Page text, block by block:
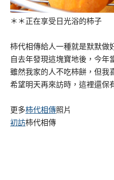
＊＊正在享受日光浴的柿子
柿代相傳給人一種就是默默做
自去年發現這塊寶地後，今年
雖然我家的人不吃柿餅，但我
希望明天再來訪時，這裡還保
更多柿代相傳照片
初訪柿代相傳